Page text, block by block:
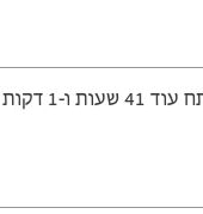
41 שעות ‫ו-1 דקות